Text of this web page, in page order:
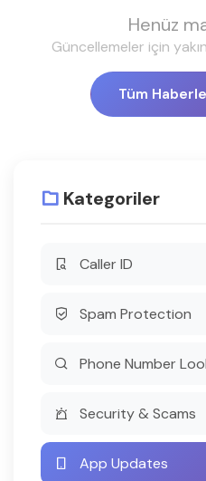
Henüz
Güncellemeler için
Tüm
Kategoriler
Caller ID
Spam Protection
Phone Number
Security & Scams
App Updates